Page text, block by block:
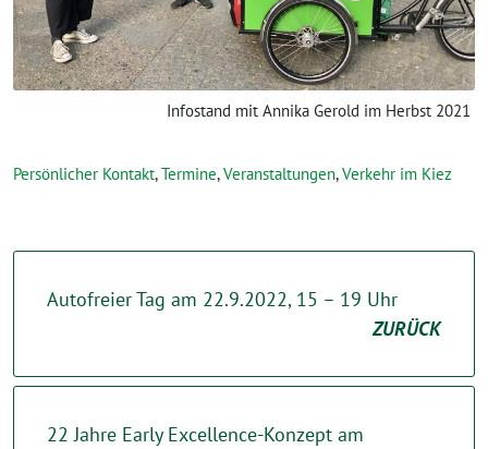
Infostand mit Annika Gerold im Herbst 2021
Persönlicher Kontakt,Termine,Veranstaltungen,Verkehr im Kiez
Autofreier Tag am 22.9.2022, 15 – 19 Uhr
ZURÜCK
22 Jahre Early Excellence-Konzept am